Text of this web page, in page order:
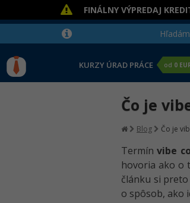
FINÁLNY VÝPREDAJ
KURZY ÚRAD PRÁCE od 0
Čo je
Blog Čo je
Termínvibe
hovoria ako o
článku si preto
o spôsob, ako